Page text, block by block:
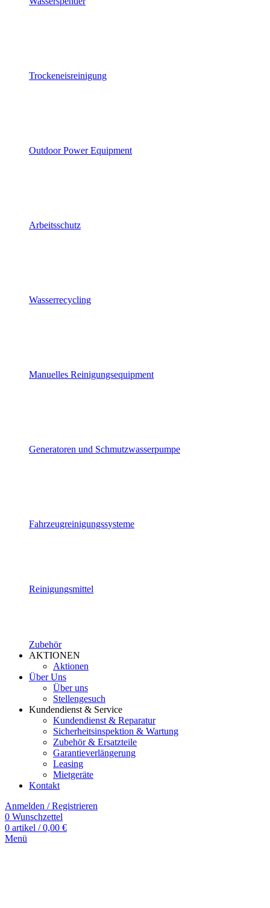
Trockeneisreinigung
Outdoor Power Equipment
Arbeitsschutz
Wasserrecycling
Manuelles Reinigungsequipment
Generatoren und Schmutzwasserpumpe
Fahrzeugreinigungssysteme
Reinigungsmittel
Zubehör
AKTIONEN
Aktionen
Über Uns
Über uns
Stellengesuch
Kundendienst & Service
Kundendienst & Reparatur
Sicherheitsinspektion & Wartung
Zubehör & Ersatzteile
Garantieverlängerung
Leasing
Mietgeräte
Kontakt
Anmelden / Registrieren
0 Wunschzettel
0 artikel / 0,00 €
Menü